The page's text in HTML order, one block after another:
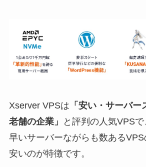
Xserver VPSは 「安い・サーバー
老舗の企業」
と評判の人気VPS
早いサーバーながらも数ある
安いのが特徴です。